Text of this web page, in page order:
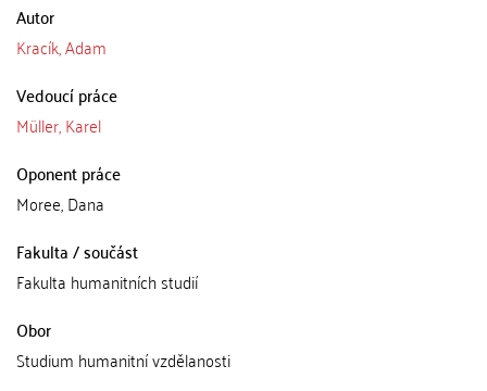
Autor
Kracík, Adam
Vedoucí práce
Müller, Karel
Oponent práce
Moree, Dana
Fakulta / součást
Fakulta humanitních studií
Obor
Studium humanitní vzdělanosti